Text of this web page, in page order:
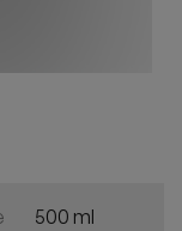
500 ml